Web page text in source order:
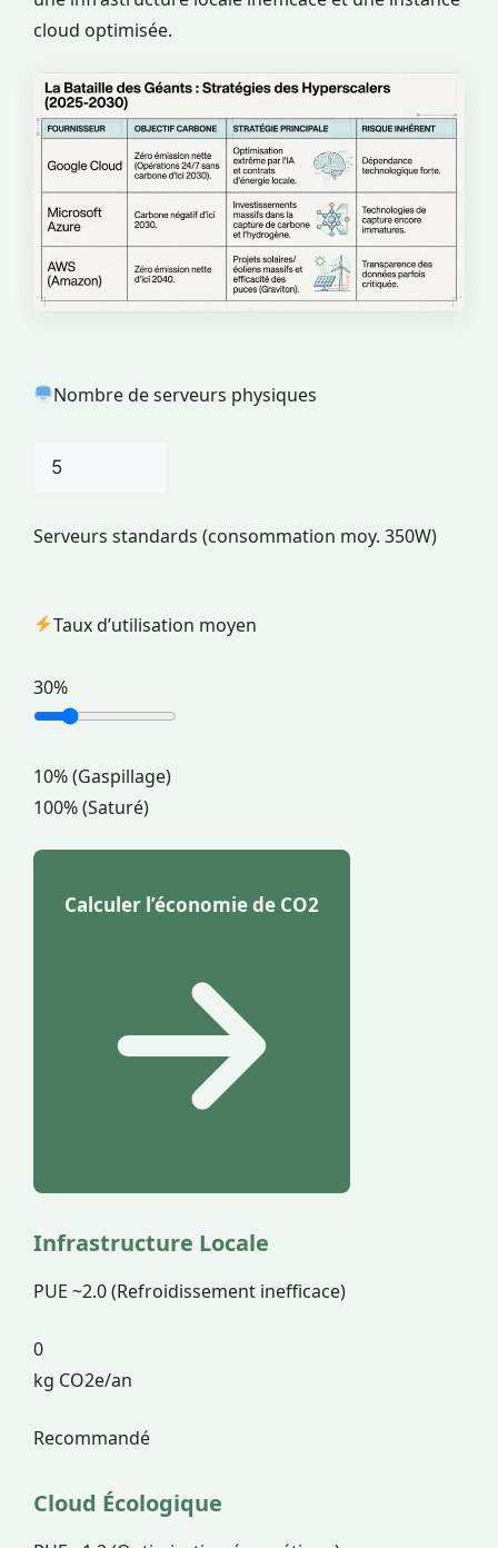
cloud optimisée.
Nombre de serveurs physiques
Serveurs standards (consommation moy. 350W)
Taux d’utilisation moyen
30%
10% (Gaspillage)
100% (Saturé)
Calculer l’économie de CO2
Infrastructure Locale
PUE ~2.0 (Refroidissement inefficace)
0
kg CO2e/an
Recommandé
Cloud Écologique